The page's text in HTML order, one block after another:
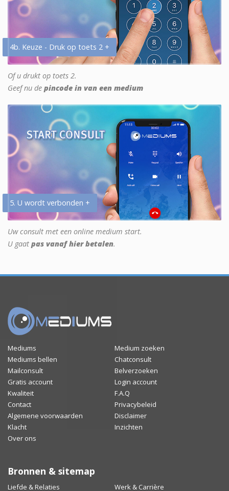
4b. Keuze - Druk op toets 2 +
Of u drukt op toets 2.
Geef nu de pincode in van een medium
5. U wordt verbonden +
Uw consult met een online medium start.
U gaat pas vanaf hier betalen.
Mediums
Medium zoeken
Mediums bellen
Chatconsult
Mailconsult
Belverzoeken
Gratis account
Login account
Kwaliteit
F.A.Q
Contact
Privacybeleid
Algemene voorwaarden
Disclaimer
Klacht
Inzichten
Over ons
Bronnen & sitemap
Liefde & Relaties Werk & Carrière